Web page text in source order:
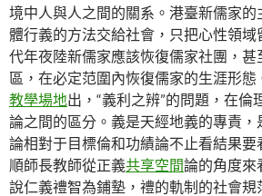
境中人與人之間的關系。港臺新儒家的
體行義的方法交給社會，只把心性領域
代年夜陸新儒家應該恢復儒家社團，甚
區，在必定范圍內恢復儒家的生涯形
教學場地出，“義利之辨”的問題，在倫
論之間的區分。義是天經地義的專責
論相對于目標倫和功績論不止看結果要
順師長教師從正義共享空間論的角度來
說仁義禮智為鋪墊，禮的軌制的社會規